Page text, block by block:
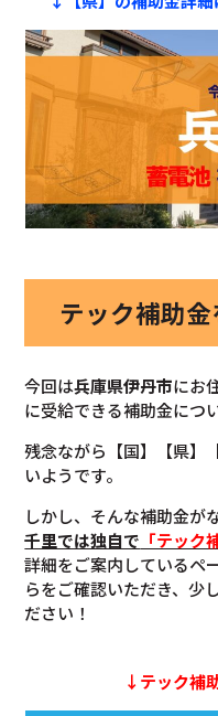
テック補助金
今回は兵庫県伊丹市にお
に受給できる補助金につ
残念ながら【国】【県】
いようです。
しかし、そんな補助金が
千里では独自で 「テック
詳細をご案内しているペ
らをご確認いただき、少
ださい！
↓テック補